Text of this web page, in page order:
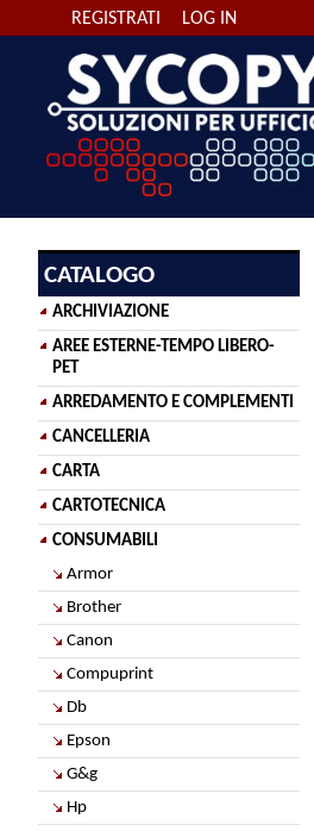
LOG IN
REGISTRATI
CATALOGO
ARCHIVIAZIONE
AREE ESTERNE-TEMPO LIBERO-
PET
ARREDAMENTO E COMPLEMENTI
CANCELLERIA
CARTA
CARTOTECNICA
CONSUMABILI
Armor
Brother
Canon
Compuprint
Db
Epson
G&g
Hp